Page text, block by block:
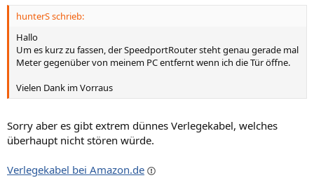
hunterS schrieb:
Hallo
Um es kurz zu fassen, der SpeedportRouter steht genau gerade mal
Meter gegenüber von meinem PC entfernt wenn ich die Tür öffne.
Vielen Dank im Vorraus
Sorry aber es gibt extrem dünnes Verlegekabel, welches
überhaupt nicht stören würde.
Verlegekabel bei Amazon.de